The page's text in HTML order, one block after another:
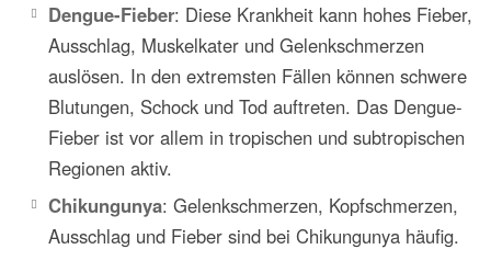
Dengue-Fieber: Diese Krankheit kann hohes Fieber,
Ausschlag, Muskelkater und Gelenkschmerzen
auslösen. In den extremsten Fällen können schwere
Blutungen, Schock und Tod auftreten. Das Dengue-
Fieber ist vor allem in tropischen und subtropischen
Regionen aktiv.
Chikungunya: Gelenkschmerzen, Kopfschmerzen,
Ausschlag und Fieber sind bei Chikungunya häufig.